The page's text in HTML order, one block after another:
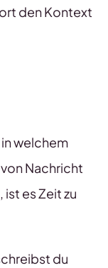
den Kontext
welchem
Nachricht
es Zeit zu
du